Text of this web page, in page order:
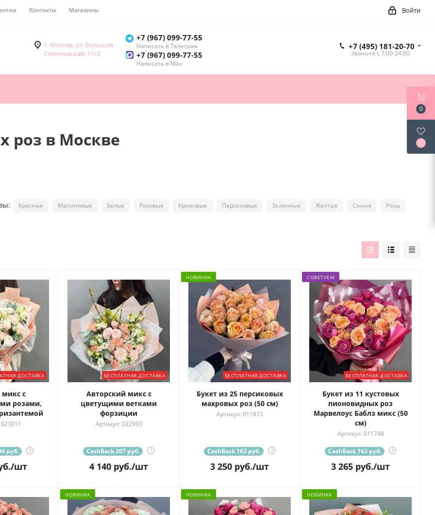
Контакты Магазины Войти
г. Москва, ул. Большая
Семеновская, 11с3
+7 (967) 099-77-55
Написать в Телеграм
+7 (967) 099-77-55
Написать в Мах
+7 (495) 181-20-70
Звоните c 7:00-24:00
роз в Москве
Красные Малиновые Белые Розовые Кремовые Персиковые Зеленные Желтые Синие Розы
ДОСТАВКА
с
розами,
руб. ?
/шт
БЕСПЛАТНАЯ ДОСТАВКА
Авторский микс с
цветущими ветками
форзиции
Артикул: 022993
CashBack 207 руб. ?
4 140 руб./шт
НОВИНКА
БЕСПЛАТНАЯ ДОСТАВКА
Букет из 25 персиковых
махровых роз (50 см)
Артикул: 011873
CashBack 163 руб. ?
3 250 руб./шт
СОВЕТУЕМ
БЕСПЛАТНАЯ ДОСТАВКА
Букет из 11 кустовых
пионовидных роз
Марвелоус Баблз микс (50
см)
Артикул: 011748
CashBack 163 руб. ?
3 265 руб./шт
НОВИНКА НОВИНКА НОВИНКА
0
0